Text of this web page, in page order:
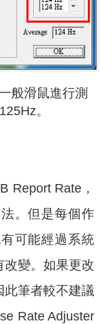
般滑鼠進行測
。
Report Rate，
。但是每個作
可能經過系統
改變。如果更改
此筆者較不建議
Rate Adjuster